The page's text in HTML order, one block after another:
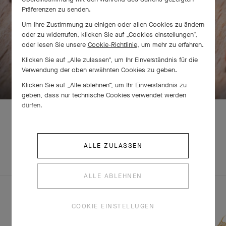
ZUM ENTDECKEN BITTE WISCHEN
KOMPLETTES
SET
ENTDECKEN SIE
KREATIONEN
Präferenzen zu senden.
Um Ihre Zustimmung zu einigen oder allen Cookies zu ändern
oder zu widerrufen, klicken Sie auf „Cookies einstellungen“,
oder lesen Sie unsere Cookie-Richtlinie, um mehr zu erfahren.
Klicken Sie auf „Alle zulassen“, um Ihr Einverständnis für die
Verwendung der oben erwähnten Cookies zu geben.
Klicken Sie auf „Alle ablehnen“, um Ihr Einverständnis zu
geben, dass nur technische Cookies verwendet werden
dürfen.
ALLE ZULASSEN
ALLE ABLEHNEN
COOKIE EINSTELLUGEN